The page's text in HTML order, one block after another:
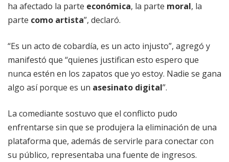
ha afectado la parte económica, la parte moral, la
parte como artista”, declaró.
“Es un acto de cobardía, es un acto injusto”, agregó y
manifestó que “quienes justifican esto espero que
nunca estén en los zapatos que yo estoy. Nadie se gana
algo así porque es un asesinato digital”.
La comediante sostuvo que el conflicto pudo
enfrentarse sin que se produjera la eliminación de una
plataforma que, además de servirle para conectar con
su público, representaba una fuente de ingresos.